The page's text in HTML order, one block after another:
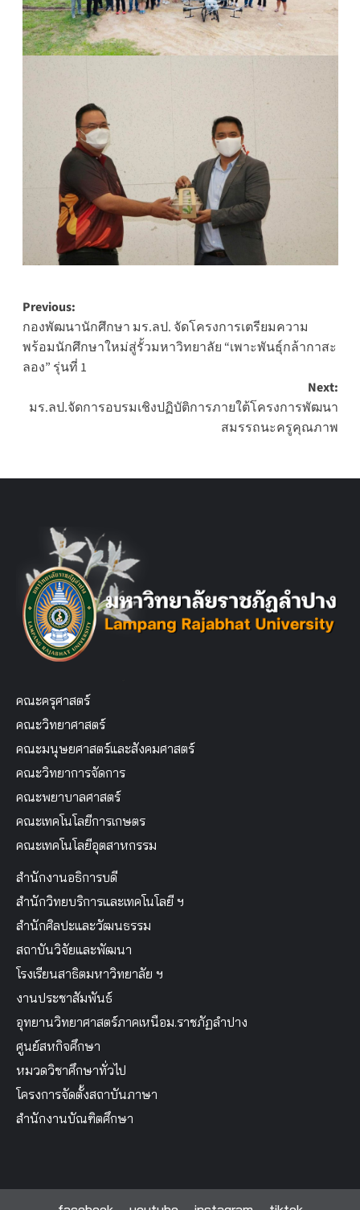
Post
navigation
Previous:
กองพัฒนานักศึกษา มร.ลป. จัดโครงการเตรียมความ
พร้อมนักศึกษาใหม่สู่รั้วมหาวิทยาลัย “เพาะพันธุ์กล้ากาสะ
ลอง” รุ่นที่ 1
Next:
มร.ลป.จัดการอบรมเชิงปฏิบัติการภายใต้โครงการพัฒนา
สมรรถนะครูคุณภาพ
คณะครุศาสตร์
คณะวิทยาศาสตร์
คณะมนุษยศาสตร์และสังคมศาสตร์
คณะวิทยาการจัดการ
คณะพยาบาลศาสตร์
คณะเทคโนโลยีการเกษตร
คณะเทคโนโลยีอุตสาหกรรม
สำนักงานอธิการบดี
สำนักวิทยบริการและเทคโนโลยี ฯ
สำนักศิลปะและวัฒนธรรม
สถาบันวิจัยและพัฒนา
โรงเรียนสาธิตมหาวิทยาลัย ฯ
งานประชาสัมพันธ์
อุทยานวิทยาศาสตร์ภาคเหนือม.ราชภัฏลำปาง
ศูนย์สหกิจศึกษา
หมวดวิชาศึกษาทั่วไป
โครงการจัดตั้งสถาบันภาษา
สำนักงานบัณฑิตศึกษา